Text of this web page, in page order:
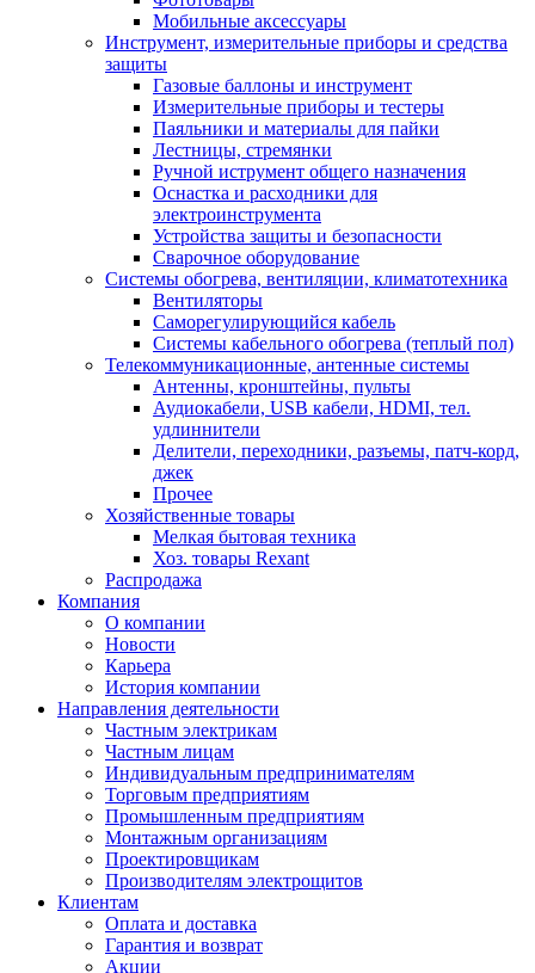
Мобильные аксессуары
Инструмент, измерительные приборы и средства
защиты
Газовые баллоны и инструмент
Измерительные приборы и тестеры
Паяльники и материалы для пайки
Лестницы, стремянки
Ручной иструмент общего назначения
Оснастка и расходники для
электроинструмента
Устройства защиты и безопасности
Сварочное оборудование
Системы обогрева, вентиляции, климатотехника
Вентиляторы
Саморегулирующийся кабель
Системы кабельного обогрева (теплый пол)
Телекоммуникационные, антенные системы
Антенны, кронштейны, пульты
Аудиокабели, USB кабели, HDMI, тел.
удлиннители
Делители, переходники, разъемы, патч-корд,
джек
Прочее
Хозяйственные товары
Мелкая бытовая техника
Хоз. товары Rexant
Распродажа
Компания
О компании
Новости
Карьера
История компании
Направления деятельности
Частным электрикам
Частным лицам
Индивидуальным предпринимателям
Торговым предприятиям
Промышленным предприятиям
Монтажным организациям
Проектировщикам
Производителям электрощитов
Клиентам
Оплата и доставка
Гарантия и возврат
Акции